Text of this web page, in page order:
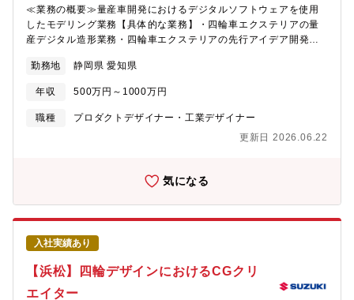
人。 解決力をもつ人。」・お客様の声に寄り添い、真摯に考え
ることができる人・他者の考えを認め、率直なコミュニケーショ
ンが取れる人・物事をまっすぐに捉え、ユニークで実行力のある
験やスキルに応じた得意分野から担当いただき、将来的にはGUIデ
ザインを牽引するリーダーとしての活躍を期待します。車両開発
において確認/承認を得るためのムービー・CG制作等もあり、今ま
での経験やスキルを活かしながら、車両のグラフィック関連業務
来的には、本人の希望含め様々な業務にチャレンジして個人とし
るデザイン拠点に配置転換の可能性あり≪キャリアプラン≫【役
職】係長、将来的に管理職へとキャリアアップすることができま
プは可能です。【キャリアプラン】スズキでは比較的に個人の持
海外駐在にもチャレンジすることができます。部内駐在実績拠
事のやりがい≫メーター/ナビ/オーディオ画面等のグラフィックデ
ザインにとどまらず、UI/UXすべての要素開発に深く携わることが
≪業務の概要≫量産車開発におけるデジタルソフトウェアを使用
したモデリング業務【具体的な業務】・四輪車エクステリアの量
産デジタル造形業務・四輪車エクステリアの先行アイデア開発業
ステージ、及び先行アイデア開発において、主にエクステリアの
デジタルモデリングを担当していただきます。デザイナーの発想
をサポートするような迅速なモデリング、スケッチからデザイン
の魅力を引き出すモデリング、要点を押さえて設計要件を盛り込
広くデジタル造形業務を担当してしていただきます。≪採用背景
みで成長したモデラ―では持ちえない、外部からの視点を期待し
ています。いわゆるタコツボにはまらないためにも、ご自身が経
験した外部からの視点で活発な意見を求めています。≪部門のミ
ッション、ビジョン≫スズキの四輪デザイン部が目指している事
は、期待を超えるデザインです！それを称して「凸するデザイ
ン」と呼んでいます。お客様に「おっ、コレ！コレ！」と共感い
ただけるお客様の期待を超えた凸するデザインを発信していきた
いと日々考えています。≪配属部署≫・配属される部門名称：商
品企画本部 四輪デザイン部・配属拠点：本社・就業時間：
勤務地 静岡県 愛知県
年収 500万円～1000万円
職種
プロダクトデザイナー・工業デザイナー
更新日 2026.06.22
気になる
入社実績あり
【浜松】四輪デザインにおけるCGクリ
エイター